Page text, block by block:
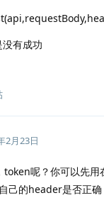
有成功
2月23日
token呢？你可以先用
己的header是否正